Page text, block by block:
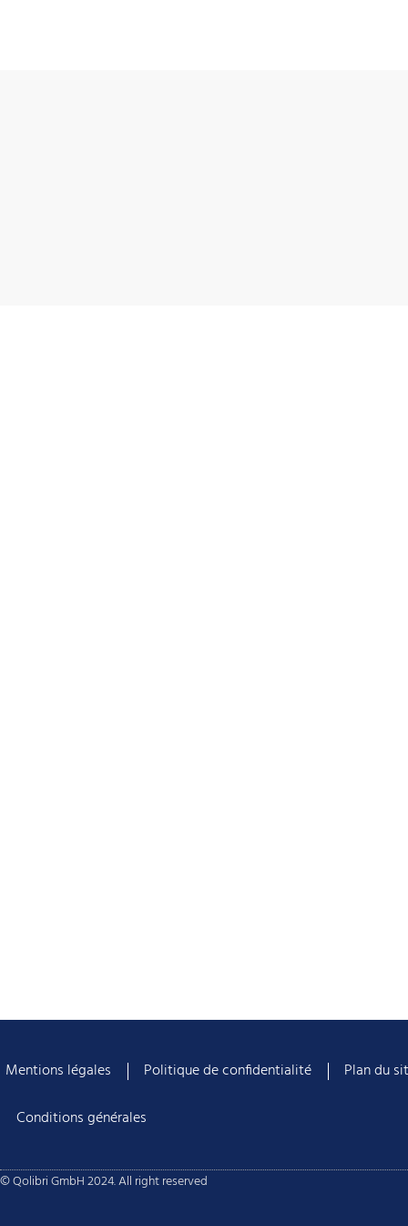
Mentions légales Politique de confidentialité
Plan du
Conditions générales
© Qolibri GmbH 2024. All right reserved